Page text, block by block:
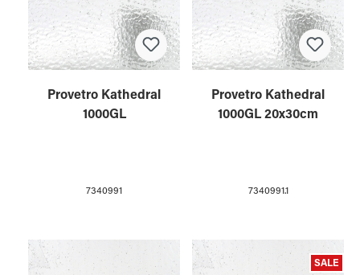
Provetro Kathedral
1000GL
7340991
Provetro Kathedral
1000GL 20x30cm
7340991.1
SALE